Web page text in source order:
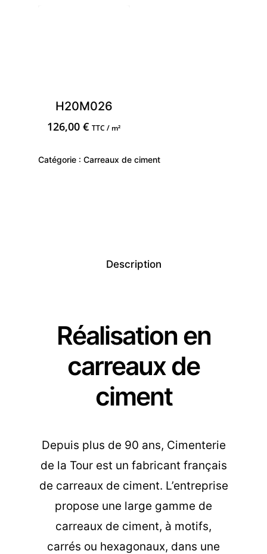
H20M026
126,00€ TTC / m²
Catégorie : Carreaux de ciment
Description
Réalisation en
carreaux de
ciment
Depuis plus de 90 ans, Cimenterie
de la Tour est un fabricant français
de carreaux de ciment. L’entreprise
propose une large gamme de
carreaux de ciment, à motifs,
carrés ou hexagonaux, dans une